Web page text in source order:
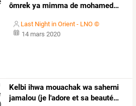
ômrek ya mimma de mohamed…
Last Night in Orient - LNO ©
14 mars 2020
Kelbi ihwa mouachak wa saherni
jamalou (je l'adore et sa beauté…